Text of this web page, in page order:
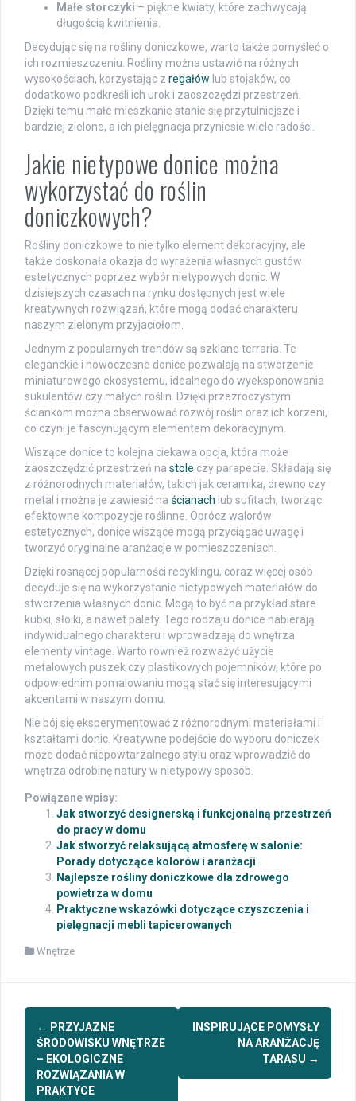
Małe storczyki – piękne kwiaty, które zachwycają
długością kwitnienia.
Decydując się na rośliny doniczkowe, warto także pomyśleć o
ich rozmieszczeniu. Rośliny można ustawić na różnych
wysokościach, korzystając z regałów lub stojaków, co
dodatkowo podkreśli ich urok i zaoszczędzi przestrzeń.
Dzięki temu małe mieszkanie stanie się przytulniejsze i
bardziej zielone, a ich pielęgnacja przyniesie wiele radości.
Jakie nietypowe donice można
wykorzystać do roślin
doniczkowych?
Rośliny doniczkowe to nie tylko element dekoracyjny, ale
także doskonała okazja do wyrażenia własnych gustów
estetycznych poprzez wybór nietypowych donic. W
dzisiejszych czasach na rynku dostępnych jest wiele
kreatywnych rozwiązań, które mogą dodać charakteru
naszym zielonym przyjaciołom.
Jednym z popularnych trendów są szklane terraria. Te
eleganckie i nowoczesne donice pozwalają na stworzenie
miniaturowego ekosystemu, idealnego do wyeksponowania
sukulentów czy małych roślin. Dzięki przezroczystym
ściankom można obserwować rozwój roślin oraz ich korzeni,
co czyni je fascynującym elementem dekoracyjnym.
Wiszące donice to kolejna ciekawa opcja, która może
zaoszczędzić przestrzeń na stole czy parapecie. Składają się
z różnorodnych materiałów, takich jak ceramika, drewno czy
metal i można je zawiesić na ścianach lub sufitach, tworząc
efektowne kompozycje roślinne. Oprócz walorów
estetycznych, donice wiszące mogą przyciągać uwagę i
tworzyć oryginalne aranżacje w pomieszczeniach.
Dzięki rosnącej popularności recyklingu, coraz więcej osób
decyduje się na wykorzystanie nietypowych materiałów do
stworzenia własnych donic. Mogą to być na przykład stare
kubki, słoiki, a nawet palety. Tego rodzaju donice nabierają
indywidualnego charakteru i wprowadzają do wnętrza
elementy vintage. Warto również rozważyć użycie
metalowych puszek czy plastikowych pojemników, które po
odpowiednim pomalowaniu mogą stać się interesującymi
akcentami w naszym domu.
Nie bój się eksperymentować z różnorodnymi materiałami i
kształtami donic. Kreatywne podejście do wyboru doniczek
może dodać niepowtarzalnego stylu oraz wprowadzić do
wnętrza odrobinę natury w nietypowy sposób.
Powiązane wpisy:
Jak stworzyć designerską i funkcjonalną przestrzeń
do pracy w domu
Jak stworzyć relaksującą atmosferę w salonie:
Porady dotyczące kolorów i aranżacji
Najlepsze rośliny doniczkowe dla zdrowego
powietrza w domu
Praktyczne wskazówki dotyczące czyszczenia i
pielęgnacji mebli tapicerowanych
Wnętrze
Post
navigation
← PRZYJAZNE
ŚRODOWISKU WNĘTRZE
– EKOLOGICZNE
ROZWIĄZANIA W
PRAKTYCE
INSPIRUJĄCE POMYSŁY
NA ARANŻACJĘ
TARASU →